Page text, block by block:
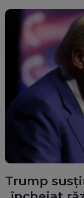
Trump